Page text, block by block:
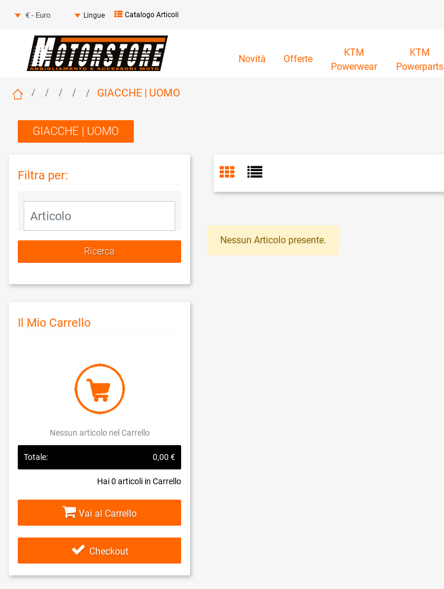
Seleziona una valuta
Lingue Catalogo Articoli
Novità Offerte
KTM
Powerwear
KTM
Powerparts
GIACCHE | UOMO
GIACCHE | UOMO
Filtra per:
La modifica di un filtro aggiorna automaticamente gli altri filtri disponibili.
Il Mio Carrello
Nessun articolo nel Carrello
Hai0 articoli in Carrello
Totale: 0,00 €
Vai al Carrello
Checkout
Nessun Articolo presente.